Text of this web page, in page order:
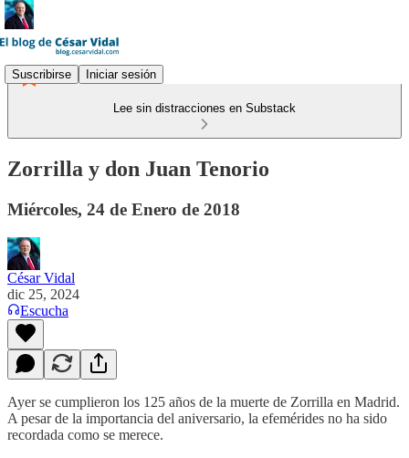
Suscribirse Iniciar sesión
Lee sin distracciones en Substack
Zorrilla y don Juan Tenorio
Miércoles, 24 de Enero de 2018
César Vidal
dic 25, 2024
Escucha
Ayer se cumplieron los 125 años de la muerte de Zorrilla en Madrid.
A pesar de la importancia del aniversario, la efemérides no ha sido
recordada como se merece.